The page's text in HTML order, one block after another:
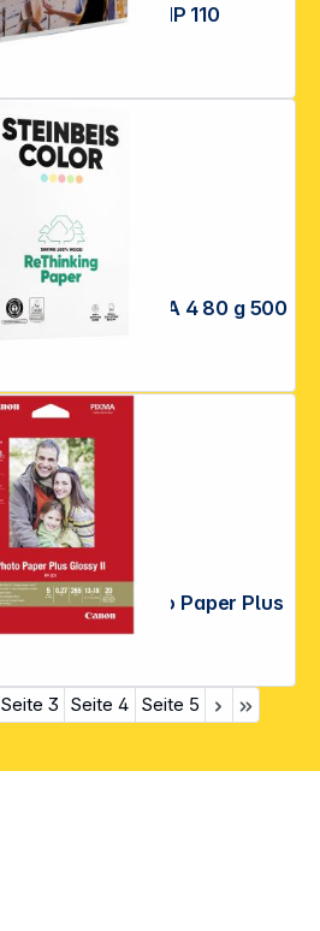
110
Photo Paper Plus
Seite 3 Seite 4 Seite 5
DGH - Alle Rechte vorbehalten.